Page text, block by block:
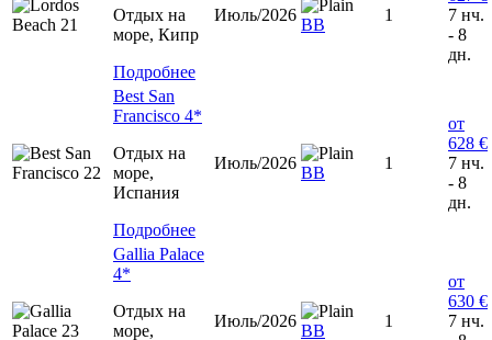
Отдых на
море, Кипр
Подробнее
Июль/2026
BB
1
7 нч.
- 8
дн.
Best San
Francisco 4*
Отдых на
море,
Испания
Подробнее
Июль/2026
BB
1
от
628 €
7 нч.
- 8
дн.
Gallia Palace
4*
Отдых на
море,
Июль/2026
ВВ
1
от
630 €
7 нч.